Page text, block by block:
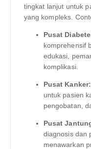
tingkat lanjut untuk
yang kompleks.
Pusat
komprehensif
edukasi,
komplikasi.
Pusat Kanker:
untuk pasien
pengobatan,
Pusat
diagnosis dan
menawarkan